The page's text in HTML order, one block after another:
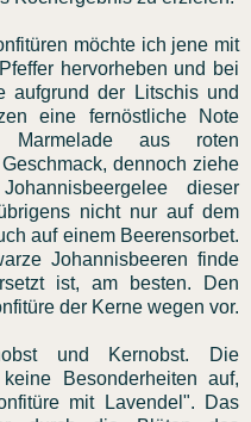
möchte ich jene mit
hervorheben und bei
aufgrund der Litschis und
eine fernöstliche Note
aus roten
dennoch ziehe
dieser
nicht nur auf dem
auf einem Beerensorbet.
Johannisbeeren finde
ist, am besten. Den
der Kerne wegen vor.
und Kernobst. Die
Besonderheiten auf,
mit Lavendel". Das